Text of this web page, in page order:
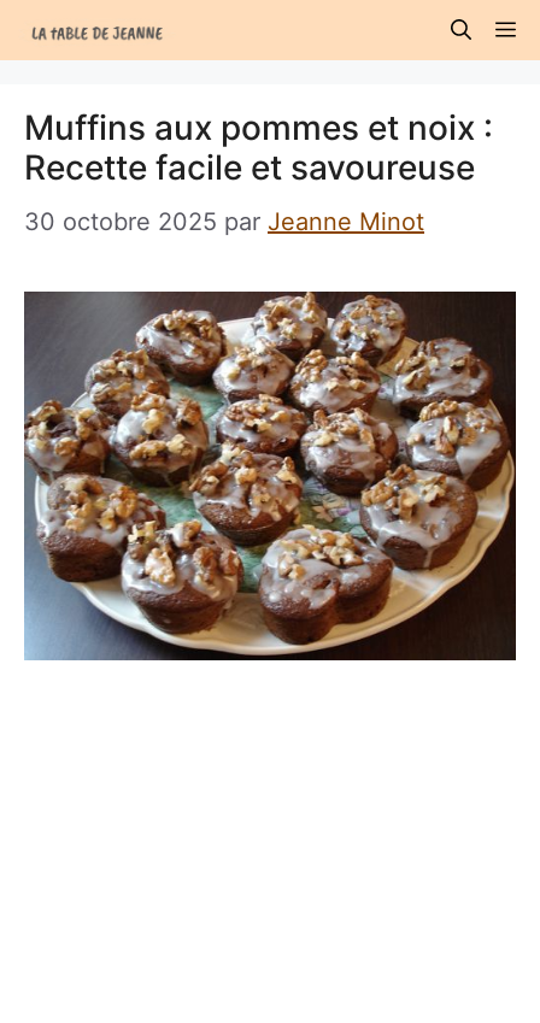
au
Muffins aux pommes et noix :
Recette facile et savoureuse
30 octobre 2025 par Jeanne Minot